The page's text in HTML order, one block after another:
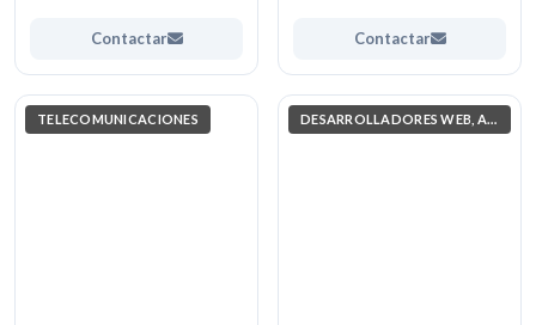
Contactar Contactar
TELECOMUNICACIONES DESARROLLADORES WEB, APPS. (PROGRAMACIÓN)